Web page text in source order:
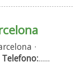
·
Telefono:......